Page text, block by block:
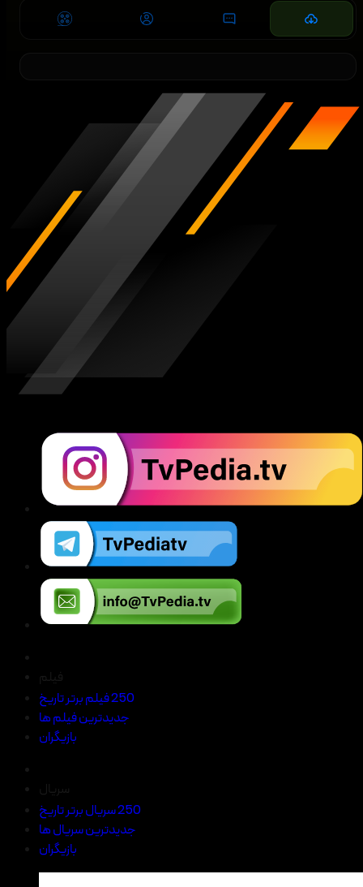
250 فیلم برتر تاریخ
جدیدترین فیلم ها
بازیگران
250 سریال برتر تاریخ
جدیدترین سریال ها
بازیگران